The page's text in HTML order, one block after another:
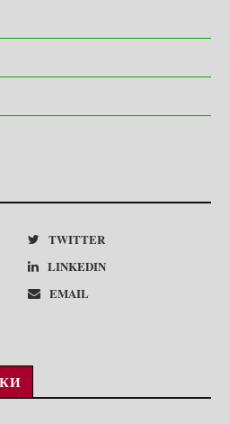
TWITTER
LINKEDIN
EMAIL